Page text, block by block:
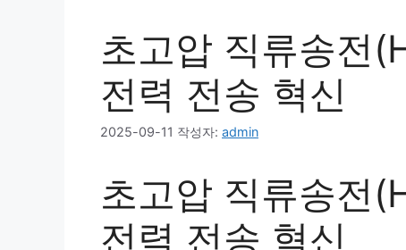
초고압 직류송전
전력 전송 혁신
2025-09-11 작성자: admin
초고압 직류송전
전력 전송 혁신